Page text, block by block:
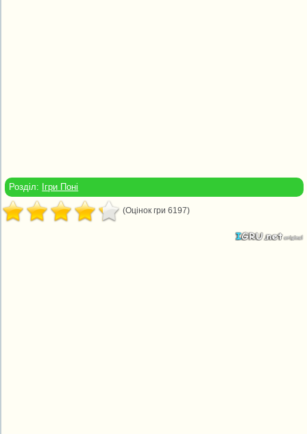
Розділ: Ігри Поні
(Оцінок гри 6197)